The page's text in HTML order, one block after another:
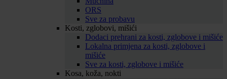
ORS
Sve za probavu
Kosti, zglobovi, mišići
Dodaci prehrani za kosti, zglobove i mišiće
Lokalna primjena za kosti, zglobove i
mišiće
Sve za kosti, zglobove i mišiće
Kosa, koža, nokti